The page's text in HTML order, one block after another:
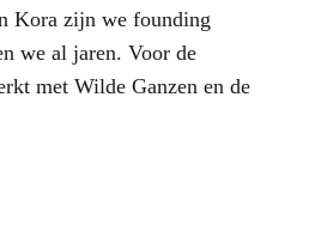
Kora zijn we founding
we al jaren. Voor de
met Wilde Ganzen en de